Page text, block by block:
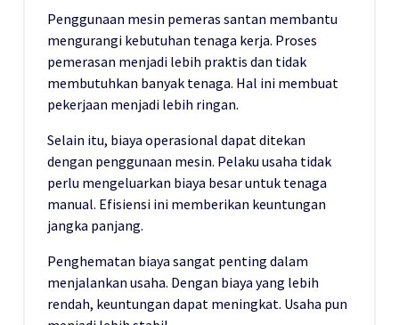
Penggunaan mesin pemeras santan membantu
mengurangi kebutuhan tenaga kerja. Proses
pemerasan menjadi lebih praktis dan tidak
membutuhkan banyak tenaga. Hal ini membuat
pekerjaan menjadi lebih ringan.
Selain itu, biaya operasional dapat ditekan
dengan penggunaan mesin. Pelaku usaha tidak
perlu mengeluarkan biaya besar untuk tenaga
manual. Efisiensi ini memberikan keuntungan
jangka panjang.
Penghematan biaya sangat penting dalam
menjalankan usaha. Dengan biaya yang lebih
rendah, keuntungan dapat meningkat. Usaha pun